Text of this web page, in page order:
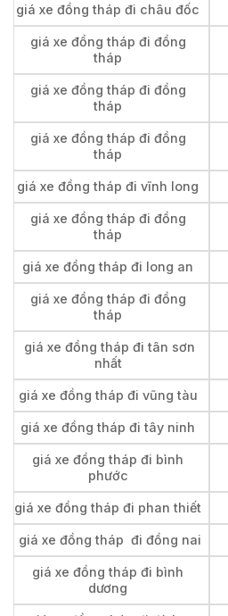
giá xe đồng tháp đi châu đốc
giá xe đồng tháp đi đồng
tháp
giá xe đồng tháp đi đồng
tháp
giá xe đồng tháp đi đồng
tháp
giá xe đồng tháp đi vĩnh long
giá xe đồng tháp đi đồng
tháp
giá xe đồng tháp đi long an
giá xe đồng tháp đi đồng
tháp
giá xe đồng tháp đi tân sơn
nhất
giá xe đồng tháp đi vũng tàu
giá xe đồng tháp đi tây ninh
giá xe đồng tháp đi bình
phước
giá xe đồng tháp đi phan thiết
giá xe đồng tháp đi đồng nai
giá xe đồng tháp đi bình
dương